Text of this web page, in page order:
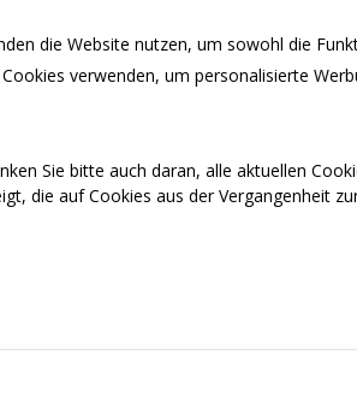
die Website nutzen, um sowohl die
verwenden, um personalisierte
Sie bitte auch daran, alle aktuellen
die auf Cookies aus der Vergangenheit